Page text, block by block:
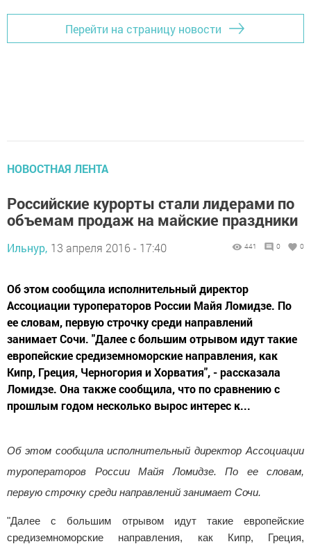
Перейти на страницу новости
НОВОСТНАЯ ЛЕНТА
Российские курорты стали лидерами по
объемам продаж на майские праздники
Ильнур, 13 апреля 2016 - 17:40 441 0 0
Об этом сообщила исполнительный директор
Ассоциации туроператоров России Майя Ломидзе. По
ее словам, первую строчку среди направлений
занимает Сочи. "Далее с большим отрывом идут такие
европейские средиземноморские направления, как
Кипр, Греция, Черногория и Хорватия", - рассказала
Ломидзе. Она также сообщила, что по сравнению с
прошлым годом несколько вырос интерес к...
Об этом сообщила исполнительный директор Ассоциации
туроператоров России Майя Ломидзе. По ее словам,
первую строчку среди направлений занимает Сочи.
"Далее с большим отрывом идут такие европейские
средиземноморские направления, как Кипр, Греция,